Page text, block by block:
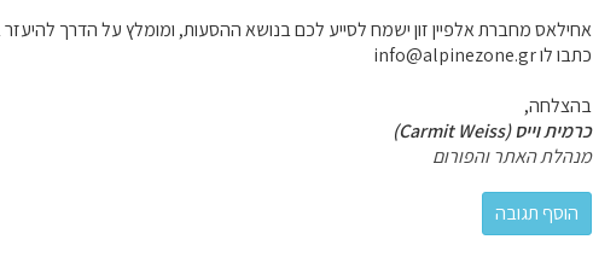
אחילאס מחברת אלפיין זון ישמח לסייע לכם בנושא ההסעות, ומומלץ על הדרך
כתבו לו info@alpinezone.gr
בהצלחה,
כרמית וייס (Carmit Weiss)
מנהלת האתר והפורום